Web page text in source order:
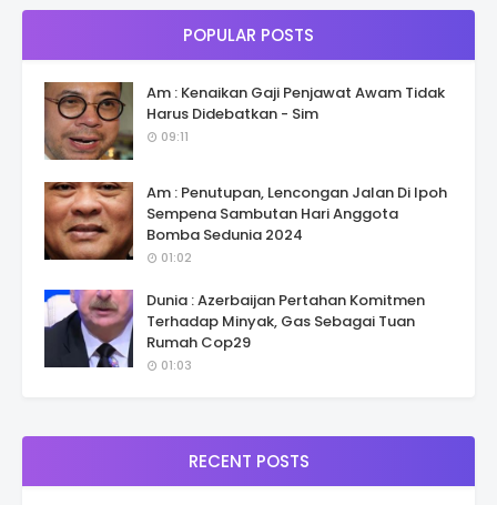
POPULAR POSTS
Am : Kenaikan Gaji Penjawat Awam Tidak
Harus Didebatkan - Sim
09:11
Am : Penutupan, Lencongan Jalan Di Ipoh
Sempena Sambutan Hari Anggota
Bomba Sedunia 2024
01:02
Dunia : Azerbaijan Pertahan Komitmen
Terhadap Minyak, Gas Sebagai Tuan
Rumah Cop29
01:03
RECENT POSTS